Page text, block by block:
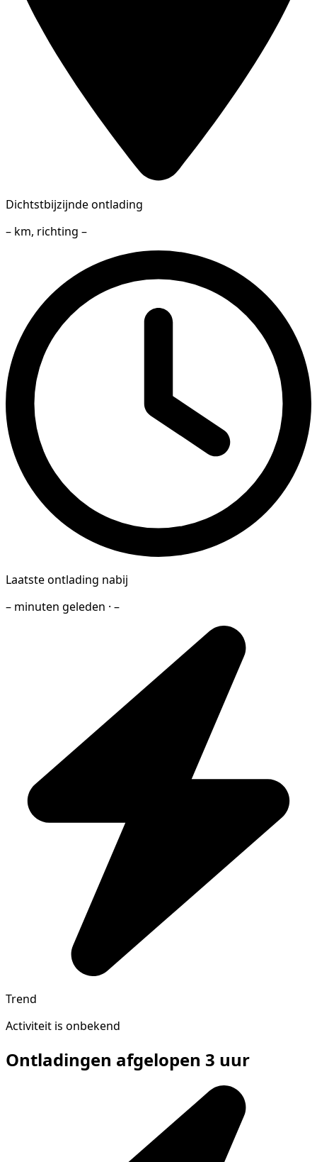
Dichtstbijzijnde ontlading
– km, richting –
Laatste ontlading nabij
– minuten geleden · –
Trend
Activiteit is onbekend
Ontladingen afgelopen 3 uur